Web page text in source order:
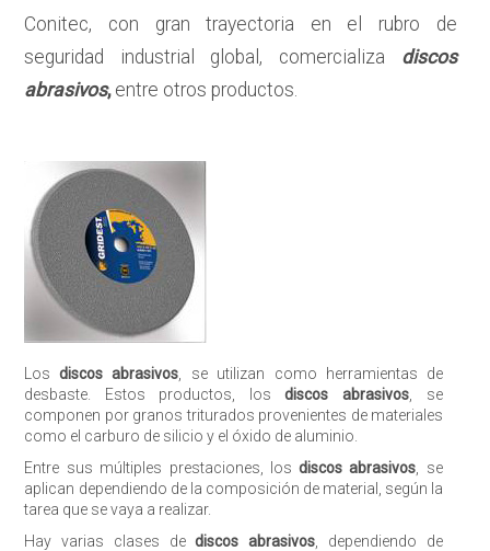
Conitec, con gran trayectoria en el rubro de
seguridad industrial global, comercializa discos
abrasivos,entre otros productos.
Losdiscos abrasivos , se utilizan como herramientas de
desbaste. Estos productos, losdiscos abrasivos , se
componen por granos triturados provenientes de materiales
como el carburo de silicio y el óxido de aluminio.
Entre sus múltiples prestaciones, losdiscos abrasivos , se
aplican dependiendo de la composición de material, según la
tarea que se vaya a realizar.
Hay varias clases dediscos abrasivos , dependiendo de